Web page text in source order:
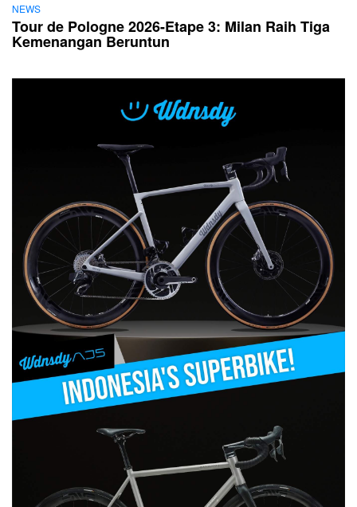
NEWS
Tour de Pologne 2026-Etape 3: Milan Raih Tiga
Kemenangan Beruntun